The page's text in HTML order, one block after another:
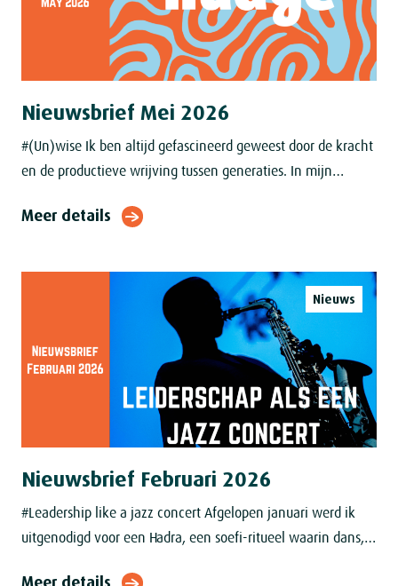
Nieuwsbrief Mei 2026
#(Un)wise Ik ben altijd gefascineerd geweest door de kracht
en de productieve wrijving tussen generaties. In mijn
dan mijn toenmalige
Meer details
Nieuws
Nieuwsbrief Februari 2026
#Leadership like a jazz concert Afgelopen januari werd ik
uitgenodigd voor een Hadra, een soefi‑ritueel waarin dans,